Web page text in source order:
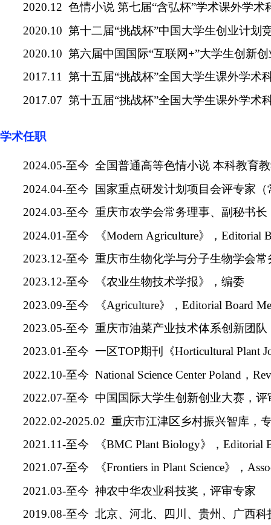
2020.12 色情小说 第七届“含弘杯”学术课外学术
2020.10 第十二届“挑战杯”中国大学生创业计划
2020.10 第六届中国国际“互联网+”大学生创新
2017.11 第十五届“挑战杯”全国大学生课外学术
2017.07 第十五届“挑战杯”全国大学生课外学术
学术任职
2024.05-至今 全国普通高等色情小说 本科教育
2024.04-至今
国家重点研发计划项目会评专家
2024.03-至今 重庆市农学会常务理事、副秘书长
2024.01-至今 《Modern Agriculture》， Editorial
2023.12-至今 重庆市生物化学与分子生物学会
2023.12-至今
《农业生物技术学报》，编委
2023.09-至今 《Agriculture》， Editorial Board
2023.05-至今 重庆市油菜产业技术体系创新团队
2023.01-至今 一区TOP期刊《Horticultural Plant
2022.10-至今 National Science Center Poland ，
2022.07-至今 中国国际大学生创新创业大赛，评
2022.02-2025.02 重庆市江津区乡村振兴智库，
2021.11-至今 《BMC Plant Biology》， Editorial
2021.07-至今 《Frontiers in Plant Science》，
2021.03-至今 神农中华农业科技奖，评审专家
2019.08-至今 北京、河北、四川、贵州、广西